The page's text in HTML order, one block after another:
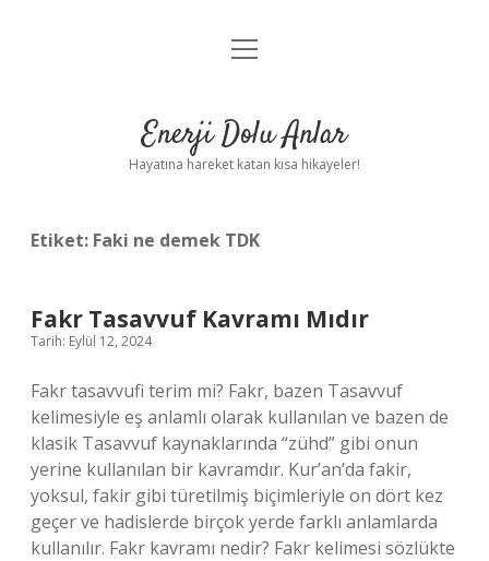
Anasayfa
Yasal Uyarı
menüyü
Enerji Dolu Anlar
Hayatına hareket katan kısa hikayeler!
Etiket: Faki ne demek TDK
Fakr Tasavvuf Kavramı Mıdır
Tarih: Eylül 12, 2024
Fakr tasavvufi terim mi? Fakr, bazen Tasavvuf
kelimesiyle eş anlamlı olarak kullanılan ve bazen de
klasik Tasavvuf kaynaklarında “zühd” gibi onun
yerine kullanılan bir kavramdır. Kur’an’da fakir,
yoksul, fakir gibi türetilmiş biçimleriyle on dört kez
geçer ve hadislerde birçok yerde farklı anlamlarda
kullanılır. Fakr kavramı nedir? Fakr kelimesi sözlükte